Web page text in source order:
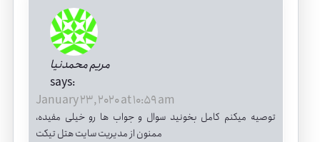
مریم محمدنیا
says:
January 23, 2020 at 10:59 am
توصیه میکنم کامل بخونید سوال و جواب ها رو خیلی مفیده،
ممنون از مدیریت سایت هتل تیکت